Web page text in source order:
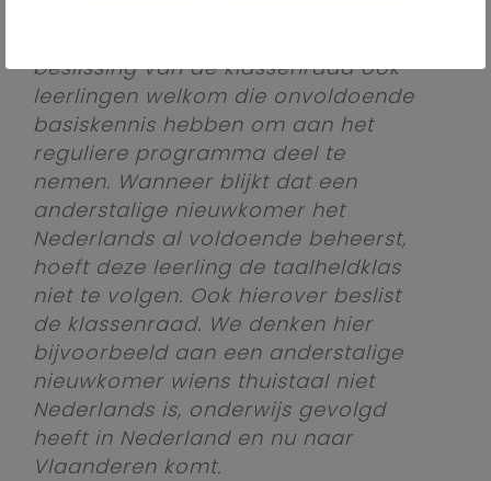
beslissing van de klassenraad ook
leerlingen welkom die onvoldoende
basiskennis hebben om aan het
reguliere programma deel te
nemen. Wanneer blijkt dat een
anderstalige nieuwkomer het
Nederlands al voldoende beheerst,
hoeft deze leerling de taalheldklas
niet te volgen. Ook hierover beslist
de klassenraad. We denken hier
bijvoorbeeld aan een anderstalige
nieuwkomer wiens thuistaal niet
Nederlands is, onderwijs gevolgd
heeft in Nederland en nu naar
Vlaanderen komt.